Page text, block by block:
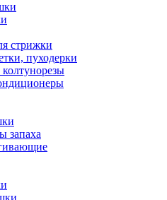
стрижки
пуходерки
запаха